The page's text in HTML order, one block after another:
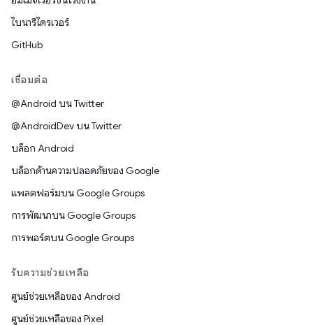
ไบนารีไดรเวอร์
GitHub
เชื่อมต่อ
@Android บน Twitter
@AndroidDev บน Twitter
บล็อก Android
บล็อกด้านความปลอดภัยของ Google
แพลตฟอร์มบน Google Groups
การพัฒนาบน Google Groups
การพอร์ตบน Google Groups
รับความช่วยเหลือ
ศูนย์ช่วยเหลือของ Android
ศูนย์ช่วยเหลือของ Pixel